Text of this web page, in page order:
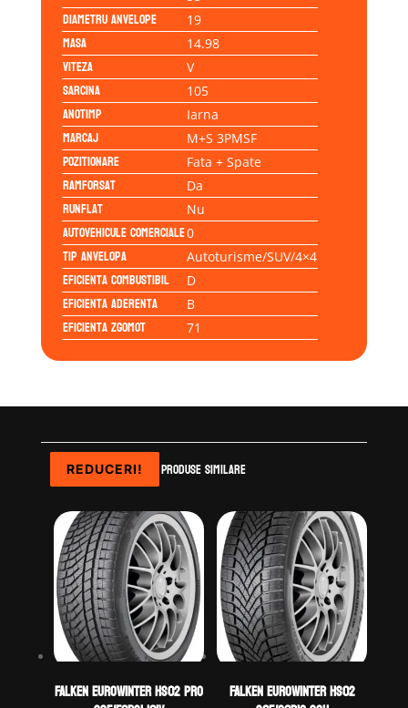
Diametru anvelope 19
Masa 14.98
Viteza V
Sarcina 105
Anotimp Iarna
Marcaj M+S 3PMSF
Pozitionare Fata + Spate
Ramforsat Da
Runflat Nu
Autovehicule comerciale0
Tip anvelopa Autoturisme/SUV/4×4
Eficienta Combustibil D
Eficienta Aderenta B
Eficienta Zgomot 71
Produse similare
REDUCERI!
Falken EUROWINTER HS02 PRO
REDUCERI!
Falken EUROWINTER HS02
REDUCERI!
REDUCERI!